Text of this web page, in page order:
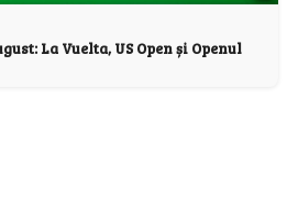
La Vuelta, US Open și Openul